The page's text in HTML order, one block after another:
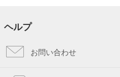
ヘルプ
お問い合わせ